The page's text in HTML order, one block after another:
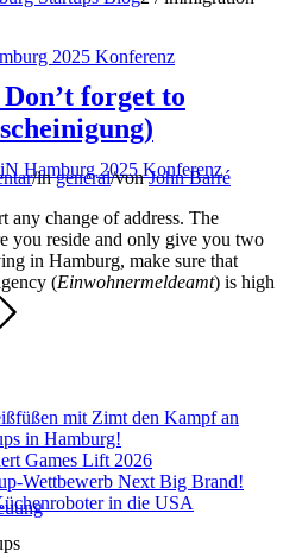
2025 Konferenz
Hamburg 2025 Konferenz
forget to
/ingeneral/vonJohn Barré
any change of address. The
you reside and only give you two
in Hamburg, make sure that
(Einwohnermeldeamt) is high
mit Zimt den Kampf an
in Hamburg!
Games Lift 2026
Wettbewerb Next Big Brand!
in die USA